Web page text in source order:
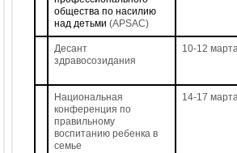
общества по насилию
над детьми (APSAC)
Десант
здравосозидания
10-12
Национальная
конференция по
правильному
воспитанию ребенка в
семье
14-17